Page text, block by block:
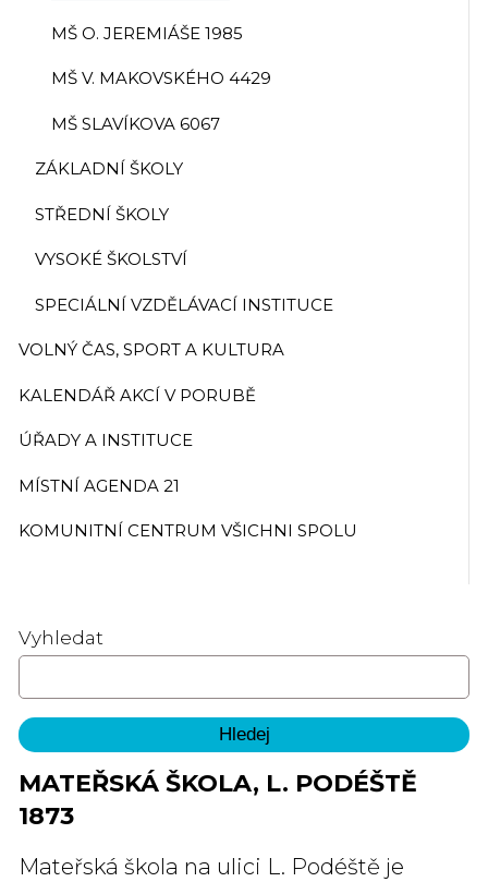
MŠ O. JEREMIÁŠE 1985
MŠ V. MAKOVSKÉHO 4429
MŠ SLAVÍKOVA 6067
ZÁKLADNÍ ŠKOLY
STŘEDNÍ ŠKOLY
VYSOKÉ ŠKOLSTVÍ
SPECIÁLNÍ VZDĚLÁVACÍ INSTITUCE
VOLNÝ ČAS, SPORT A KULTURA
KALENDÁŘ AKCÍ V PORUBĚ
ÚŘADY A INSTITUCE
MÍSTNÍ AGENDA 21
KOMUNITNÍ CENTRUM VŠICHNI SPOLU
Vyhledat
MATEŘSKÁ ŠKOLA, L. PODÉŠTĚ
1873
Mateřská škola na ulici L. Podéště je